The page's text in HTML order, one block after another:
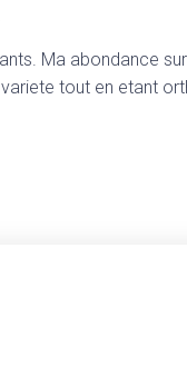
Ma abondance
tout en etant